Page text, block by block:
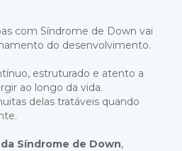
com Síndrome de Down vai
do desenvolvimento.
estruturado e atento a
ao longo da vida.
delas tratáveis quando
Síndrome de Down,